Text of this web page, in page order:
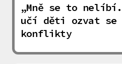
„Mně se to
učí děti ozvat
konflikty